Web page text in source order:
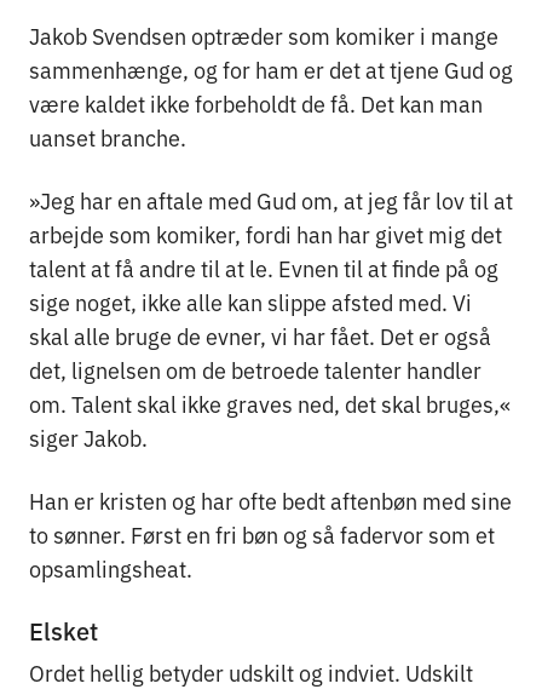
Jakob Svendsen optræder som komiker i mange
sammenhænge, og for ham er det at tjene Gud og
være kaldet ikke forbeholdt de få. Det kan man
uanset branche.
»Jeg har en aftale med Gud om, at jeg får lov til at
arbejde som komiker, fordi han har givet mig det
talent at få andre til at le. Evnen til at finde på og
sige noget, ikke alle kan slippe afsted med. Vi
skal alle bruge de evner, vi har fået. Det er også
det, lignelsen om de betroede talenter handler
om. Talent skal ikke graves ned, det skal bruges,«
siger Jakob.
Han er kristen og har ofte bedt aftenbøn med sine
to sønner. Først en fri bøn og så fadervor som et
opsamlingsheat.
Elsket
Ordet hellig betyder udskilt og indviet. Udskilt